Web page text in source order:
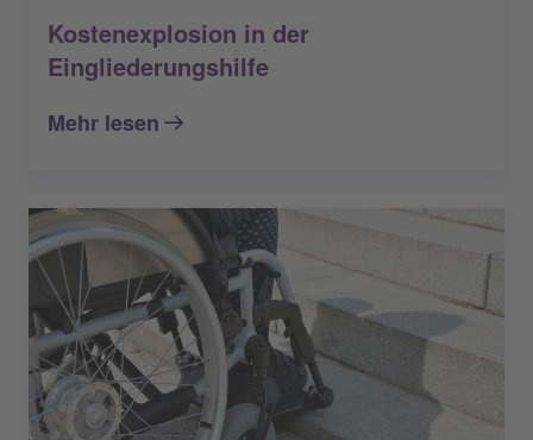
Kostenexplosion in der
Eingliederungshilfe
Mehr lesen